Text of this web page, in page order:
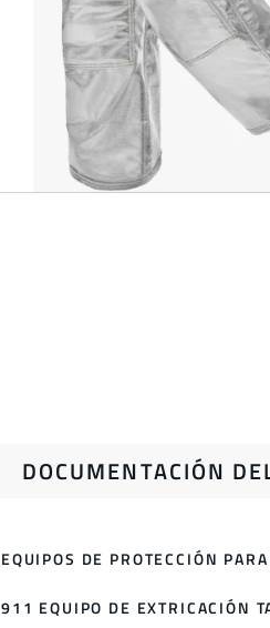
DOCUMENTACIÓN
EQUIPOS DE PROTECCIÓN
911 EQUIPO DE EXTRICACIÓN